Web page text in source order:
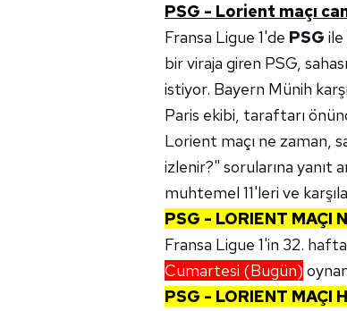
PSG - Lorient maçı
Fransa Ligue 1'de PSG ile
bir viraja giren PSG,
istiyor. Bayern Münih
Paris ekibi, taraftarı
Lorient maçı ne zaman,
izlenir?" sorularına yanıt
muhtemel 11'leri ve
PSG - LORIENT MAÇI
Fransa Ligue 1'in 32.
Cumartesi (Bugün)
PSG - LORIENT MAÇI